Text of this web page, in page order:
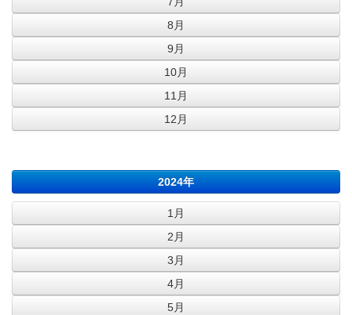
8月
9月
10月
11月
12月
2024年
1月
2月
3月
4月
5月